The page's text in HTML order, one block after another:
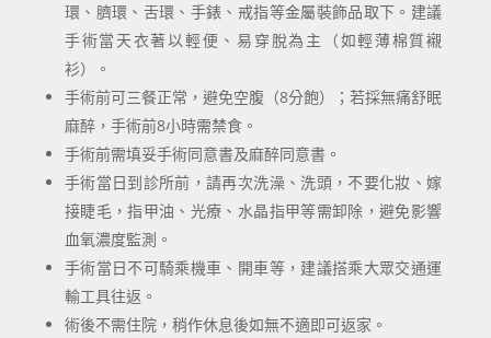
環、臍環、舌環、手錶、戒指等金屬裝飾品取下。建議
手術當天衣著以輕便、易穿脫為主（如輕薄棉質襯
衫）。
手術前可三餐正常，避免空腹（8分飽）；若採無痛舒眠
麻醉，手術前8小時需禁食。
手術前需填妥手術同意書及麻醉同意書。
手術當日到診所前，請再次洗澡、洗頭，不要化妝、嫁
接睫毛，指甲油、光療、水晶指甲等需卸除，避免影響
血氧濃度監測。
手術當日不可騎乘機車、開車等，建議搭乘大眾交通運
輸工具往返。
術後不需住院，稍作休息後如無不適即可返家。